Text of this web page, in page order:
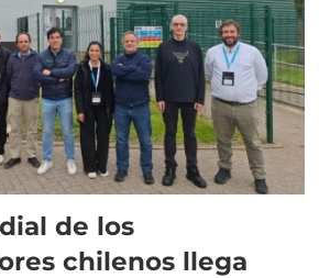
de los
chilenos llega